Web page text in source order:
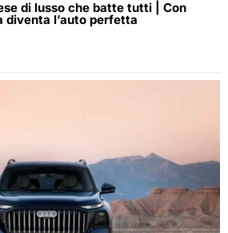
di lusso che batte tutti | Con
l’auto perfetta